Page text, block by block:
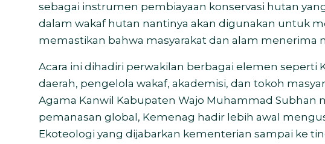
sebagai instrumen pembiayaan konservasi hutan
dalam wakaf hutan nantinya akan digunakan untuk
memastikan bahwa masyarakat dan alam menerima
Acara ini dihadiri perwakilan berbagai elemen seperti
daerah, pengelola wakaf, akademisi, dan tokoh
Agama Kanwil Kabupaten Wajo Muhammad Subhan
pemanasan global, Kemenag hadir lebih awal
Ekoteologi yang dijabarkan kementerian sampai ke